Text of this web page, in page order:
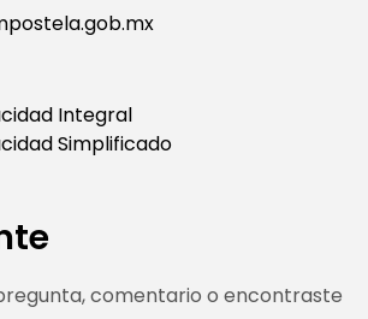
Integral
Simplificado
comentario o encontraste